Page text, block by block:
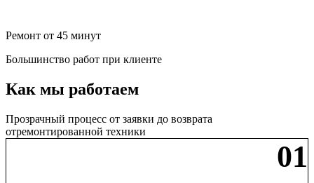
Ремонт от 45 минут
Большинство работ при клиенте
Как мы работаем
Прозрачный процесс от заявки до возврата
отремонтированной техники
01